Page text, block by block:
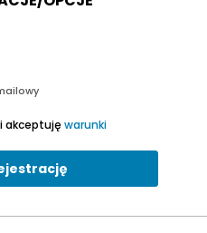
akceptuję warunki